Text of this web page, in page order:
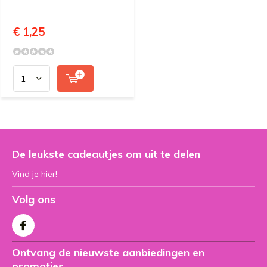
€ 1,25
De leukste cadeautjes om uit te delen
Vind je hier!
Volg ons
Ontvang de nieuwste aanbiedingen en